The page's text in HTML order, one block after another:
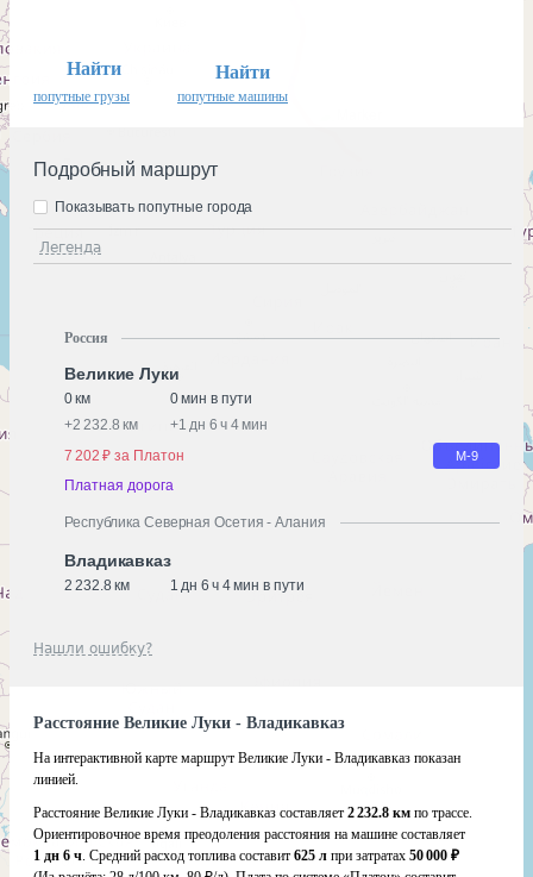
Найти
попутные грузы
Найти
попутные машины
Подробный маршрут
Легенда
Показывать попутные города
Россия
Великие Луки
0 км
0 мин в пути
+2 232.8 км +1 дн 6 ч 4 мин
7 202 ₽ за Платон
М-9
Платная дорога
Республика Северная Осетия - Алания
Владикавказ
2 232.8 км 1 дн 6 ч 4 мин в пути
Нашли ошибку?
Расстояние Великие Луки - Владикавказ
На интерактивной карте маршрут Великие Луки - Владикавказ показан
линией.
Расстояние Великие Луки - Владикавказ составляет 2 232.8 км по трассе.
Ориентировочное время преодоления расстояния на машине составляет
1 дн 6 ч. Средний расход топлива составит 625 л при затратах 50 000 ₽